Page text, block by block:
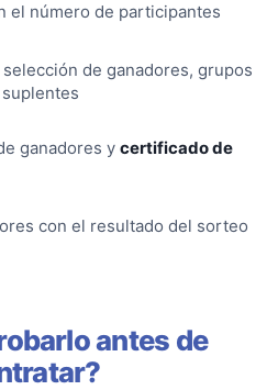
el número de participantes
de ganadores, grupos
ganadores y certificado de
con el resultado del sorteo
antes de